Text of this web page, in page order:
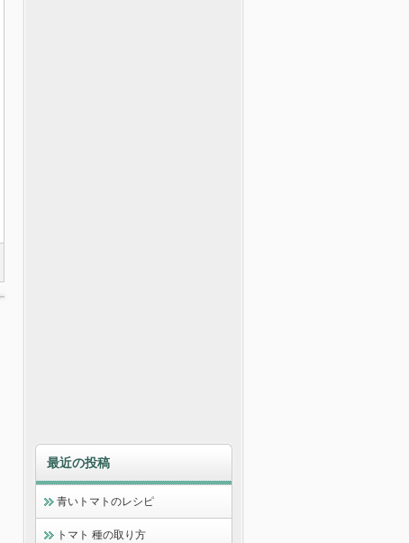
最近の投稿
青いトマトのレシピ
トマト 種の取り方